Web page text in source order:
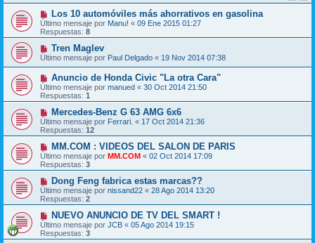
Los 10 automóviles más ahorrativos en gasolina
Último mensaje por Manu! « 09 Ene 2015 01:27
Respuestas: 8
Tren Maglev
Último mensaje por Paul Delgado « 19 Nov 2014 07:38
Anuncio de Honda Civic "La otra Cara"
Último mensaje por manued « 30 Oct 2014 21:50
Respuestas: 1
Mercedes-Benz G 63 AMG 6x6
Último mensaje por Ferrari. « 17 Oct 2014 21:36
Respuestas: 12
MM.COM : VIDEOS DEL SALON DE PARIS
Último mensaje por MM.COM « 02 Oct 2014 17:09
Respuestas: 3
Dong Feng fabrica estas marcas??
Último mensaje por nissand22 « 28 Ago 2014 13:20
Respuestas: 2
NUEVO ANUNCIO DE TV DEL SMART !
Último mensaje por JCB « 05 Ago 2014 19:15
Respuestas: 3